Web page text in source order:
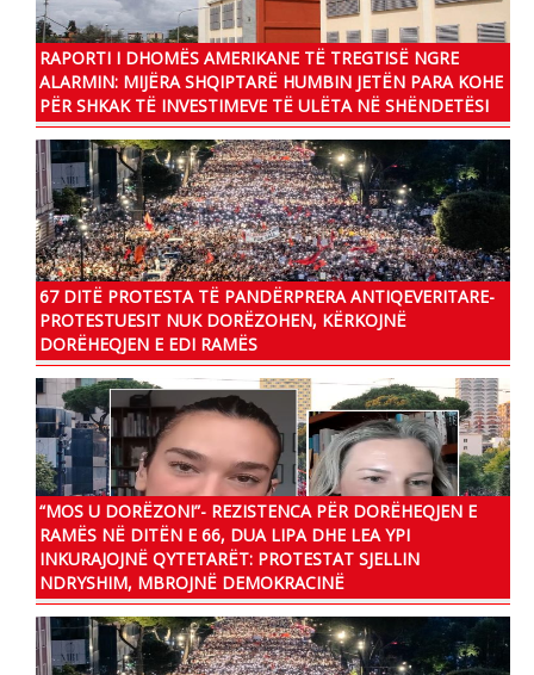
RAPORTI I DHOMËS AMERIKANE TË TREGTISË NGRE
ALARMIN: MIJËRA SHQIPTARË HUMBIN JETËN PARA KOHE
PËR SHKAK TË INVESTIMEVE TË ULËTA NË SHËNDETËSI
67 DITË PROTESTA TË PANDËRPRERA ANTIQEVERITARE-
PROTESTUESIT NUK DORËZOHEN, KËRKOJNË
DORËHEQJEN E EDI RAMËS
“MOS U DORËZONI”- REZISTENCA PËR DORËHEQJEN E
RAMËS NË DITËN E 66, DUA LIPA DHE LEA YPI
INKURAJOJNË QYTETARËT: PROTESTAT SJELLIN
NDRYSHIM, MBROJNË DEMOKRACINË